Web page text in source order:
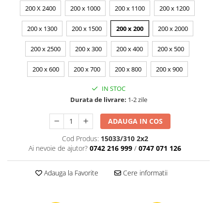
200 X 2400 200 x 1000 200 x 1100 200 x 1200
200 x 1300 200 x 1500 200 x 200 200 x 2000
200 x 2500 200 x 300 200 x 400 200 x 500
200 x 600 200 x 700 200 x 800 200 x 900
IN STOC
Durata de livrare: 1-2 zile
ADAUGA IN COS
Cod Produs: 15033/310 2x2
Ai nevoie de ajutor? 0742 216 999 / 0747 071 126
Adauga la Favorite Cere informatii